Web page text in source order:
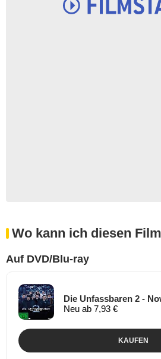
Wo kann ich diesen
Auf DVD/Blu-ray
Die Unfassbaren 2 -
Neu ab 7,93 €
KAUFEN